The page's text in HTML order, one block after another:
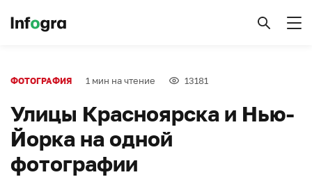
ФОТОГРАФИЯ 1 мин на чтение 13181
Улицы Красноярска и Нью-
Йорка на одной
фотографии